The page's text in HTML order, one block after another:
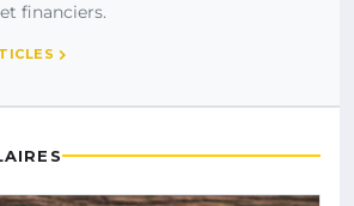
financiers.